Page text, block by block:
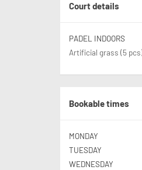
Court details
PADEL INDOORS
Artificial grass (5
Bookable times
MONDAY
TUESDAY
WEDNESDAY